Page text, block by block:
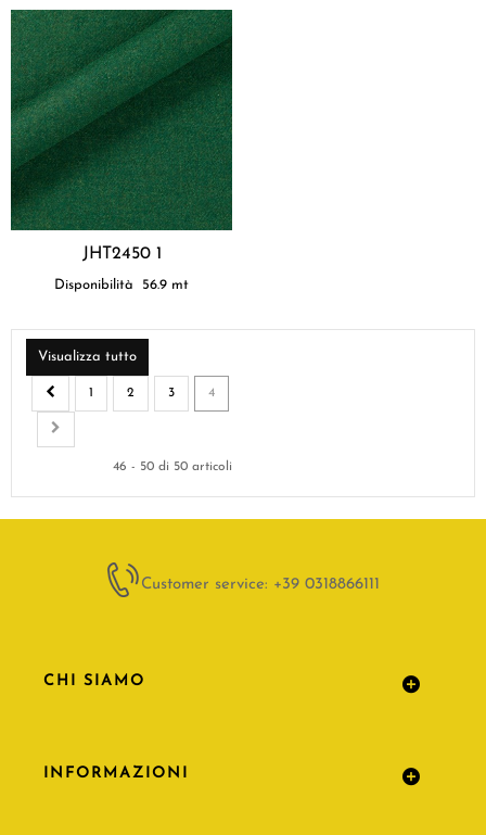
JHT2450 1
Disponibilità 56.9 mt
Visualizza tutto
1 2 3 4
46 - 50 di 50 articoli
Customer service: +39 0318866111
CHI SIAMO
INFORMAZIONI